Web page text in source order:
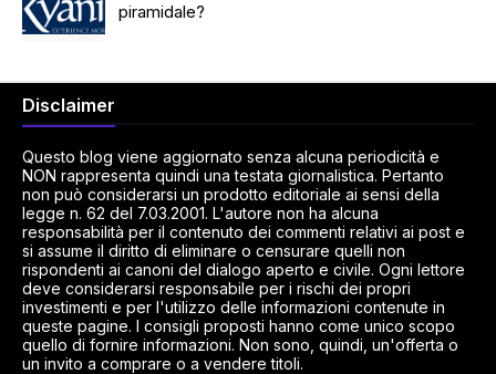
piramidale?
Disclaimer
Questo blog viene aggiornato senza alcuna periodicità e
NON rappresenta quindi una testata giornalistica. Pertanto
non può considerarsi un prodotto editoriale ai sensi della
legge n. 62 del 7.03.2001. L'autore non ha alcuna
responsabilità per il contenuto dei commenti relativi ai post e
si assume il diritto di eliminare o censurare quelli non
rispondenti ai canoni del dialogo aperto e civile. Ogni lettore
deve considerarsi responsabile per i rischi dei propri
investimenti e per l'utilizzo delle informazioni contenute in
queste pagine. I consigli proposti hanno come unico scopo
quello di fornire informazioni. Non sono, quindi, un'offerta o
un invito a comprare o a vendere titoli.